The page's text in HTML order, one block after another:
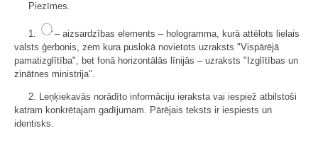
Piezīmes.
1.
– aizsardzības elements – hologramma, kurā attēlots lielais
valsts ģerbonis, zem kura puslokā novietots uzraksts "Vispārējā
pamatizglītība", bet fonā horizontālās līnijās – uzraksts "Izglītības un
zinātnes ministrija".
2. Leņķiekavās norādīto informāciju ieraksta vai iespiež atbilstoši
katram konkrētajam gadījumam. Pārējais teksts ir iespiests un
identisks.